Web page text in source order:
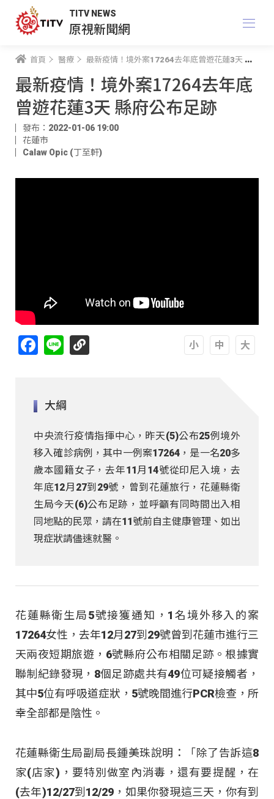
TITV NEWS
原視新聞網
首頁 醫療 最新疫情！境外案17264去年底曾遊花蓮3天 縣府公布足跡
最新疫情！境外案17264去年底
曾遊花蓮3天 縣府公布足跡
發布：2022-01-06 19:00
花蓮市
Calaw Opic (丁至軒)
Facebook
Line
大綱
中央流行疫情指揮中心，昨天(5)公布25例境外
移入確診病例，其中一例案17264，是一名20多
歲本國籍女子，去年11月14號從印尼入境，去
年底12月27到29號，曾到花蓮旅行，花蓮縣衛
生局今天(6)公布足跡，並呼籲有同時間出入相
同地點的民眾，請在11號前自主健康管理、如出
現症狀請儘速就醫。
花蓮縣衛生局5號接獲通知，1名境外移入的案
17264女性，去年12月27到29號曾到花蓮市進行三
天兩夜短期旅遊，6號縣府公布相關足跡。根據實
聯制紀錄發現，8個足跡處共有49位可疑接觸者，
其中5位有呼吸道症狀，5號晚間進行PCR檢查，所
幸全部都是陰性。
花蓮縣衛生局副局長鍾美珠說明：「除了告訴這8
家(店家)，要特別做室內消毒，還有要提醒，在
(去年)12/27到12/29，如果你發現這三天，你有到